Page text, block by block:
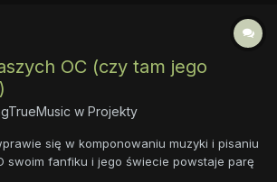
OC (czy tam jego
w Projekty
się w komponowaniu muzyki i pisaniu
swoim fanfiku i jego świecie powstaje parę